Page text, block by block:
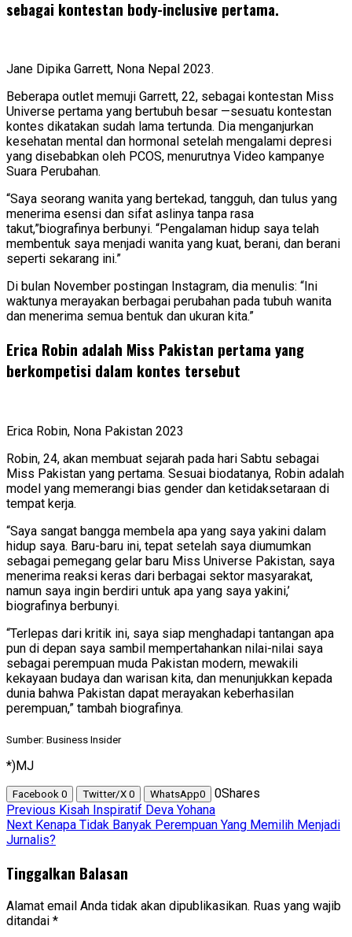
sebagai kontestan body-inclusive pertama.
Jane Dipika Garrett, Nona Nepal 2023.
Beberapa outlet memuji Garrett, 22, sebagai kontestan Miss
Universe pertama yang bertubuh besar —sesuatu kontestan
kontes dikatakan sudah lama tertunda. Dia menganjurkan
kesehatan mental dan hormonal setelah mengalami depresi
yang disebabkan oleh PCOS, menurutnya Video kampanye
Suara Perubahan.
“Saya seorang wanita yang bertekad, tangguh, dan tulus yang
menerima esensi dan sifat aslinya tanpa rasa
takut,”biografinya berbunyi. “Pengalaman hidup saya telah
membentuk saya menjadi wanita yang kuat, berani, dan berani
seperti sekarang ini.”
Di bulan November postingan Instagram, dia menulis: “Ini
waktunya merayakan berbagai perubahan pada tubuh wanita
dan menerima semua bentuk dan ukuran kita.”
Erica Robin adalah Miss Pakistan pertama yang
berkompetisi dalam kontes tersebut
Erica Robin, Nona Pakistan 2023
Robin, 24, akan membuat sejarah pada hari Sabtu sebagai
Miss Pakistan yang pertama. Sesuai biodatanya, Robin adalah
model yang memerangi bias gender dan ketidaksetaraan di
tempat kerja.
“Saya sangat bangga membela apa yang saya yakini dalam
hidup saya. Baru-baru ini, tepat setelah saya diumumkan
sebagai pemegang gelar baru Miss Universe Pakistan, saya
menerima reaksi keras dari berbagai sektor masyarakat,
namun saya ingin berdiri untuk apa yang saya yakini,’
biografinya berbunyi.
“Terlepas dari kritik ini, saya siap menghadapi tantangan apa
pun di depan saya sambil mempertahankan nilai-nilai saya
sebagai perempuan muda Pakistan modern, mewakili
kekayaan budaya dan warisan kita, dan menunjukkan kepada
dunia bahwa Pakistan dapat merayakan keberhasilan
perempuan,” tambah biografinya.
Sumber: Business Insider
*)MJ
Facebook 0 Twitter/X 0 WhatsApp0 0Shares
Post
navigation
Previous Kisah Inspiratif Deva Yohana
Next Kenapa Tidak Banyak Perempuan Yang Memilih Menjadi
Jurnalis?
Tinggalkan Balasan
Alamat email Anda tidak akan dipublikasikan. Ruas yang wajib
ditandai *